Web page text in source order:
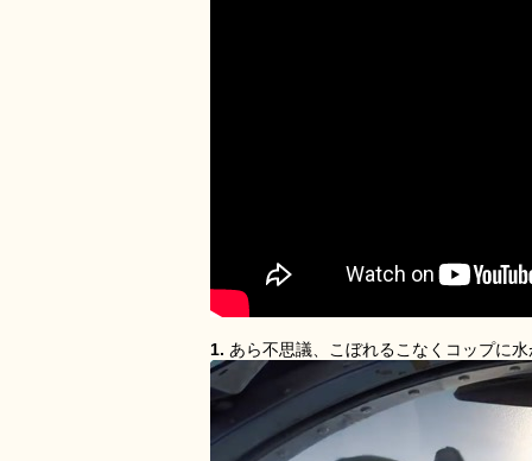
1. あら不思議、こぼれるこなくコップに